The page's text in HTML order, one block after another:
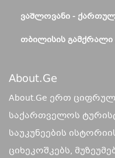
ᲕᲐᲨᲚᲝᲕᲐᲜᲘ -
ᲗᲑᲘᲚᲘᲡᲘᲡ
About.ge
About.Ge ერთ
საქართველოს
საუკუნეების
ციხეკოშკებს,